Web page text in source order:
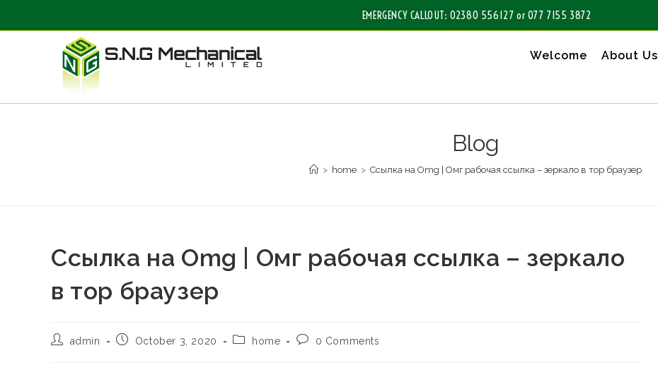
EMERGENCY CALLOUT: 02380 556127 or 077 7155 3872
Welcome About Us
Blog
> home > Ссылка на Omg | Омг рабочая ссылка – зеркало в тор браузер
Ссылка на Omg | Омг рабочая ссылка – зеркало
в тор браузер
admin October 3, 2020 home 0 Comments